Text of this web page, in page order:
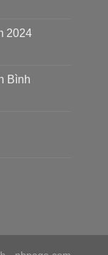
2024
Bình